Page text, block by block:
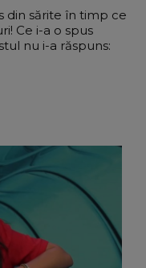
din sărite în timp ce
Ce i-a o spus
nu i-a răspuns: